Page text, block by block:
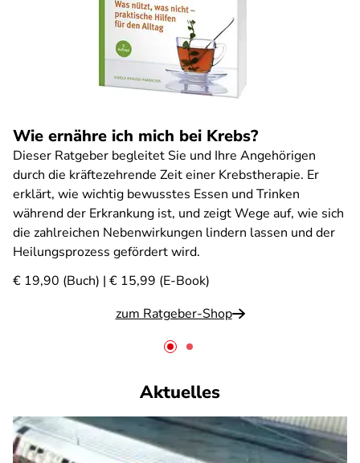
Wie ernähre ich mich bei Krebs?
Dieser Ratgeber begleitet Sie und Ihre Angehörigen
durch die kräftezehrende Zeit einer Krebstherapie. Er
erklärt, wie wichtig bewusstes Essen und Trinken
während der Erkrankung ist, und zeigt Wege auf, wie sich
die zahlreichen Nebenwirkungen lindern lassen und der
Heilungsprozess gefördert wird.
€ 19,90 (Buch) | € 15,99 (E-Book)
zum Ratgeber-Shop
Aktuelles